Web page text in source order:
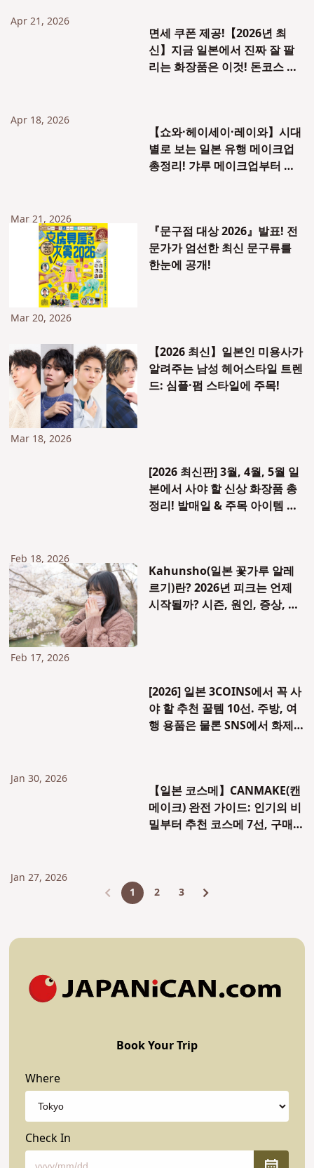
Apr 21, 2026
면세 쿠폰 제공!【2026년 최
신】지금 일본에서 진짜 잘 팔
리는 화장품은 이것! 돈코스 페
Apr 18, 2026
【쇼와·헤이세이·레이와】시대
별로 보는 일본 유행 메이크업
총정리! 갸루 메이크업부터 지
Mar 21, 2026
『문구점 대상 2026』발표! 전
문가가 엄선한 최신 문구류를
한눈에 공개!
Mar 20, 2026
【2026 최신】일본인 미용사가
알려주는 남성 헤어스타일 트렌
드: 심플·펌 스타일에 주목!
Mar 18, 2026
[2026 최신판] 3월, 4월, 5월 일
본에서 사야 할 신상 화장품 총
정리! 발매일 & 주목 아이템 리
Feb 18, 2026
Kahunsho(일본 꽃가루 알레
르기)란? 2026년 피크는 언제
시작될까? 시즌, 원인, 증상, 그
Feb 17, 2026
[2026] 일본 3COINS에서 꼭 사
야 할 추천 꿀템 10선. 주방, 여
행 용품은 물론 SNS에서 화제
Jan 30, 2026
【일본 코스메】CANMAKE(캔
메이크) 완전 가이드: 인기의 비
밀부터 추천 코스메 7선, 구매
Jan 27, 2026
1
2 3
Book Your Trip
Where
Check In